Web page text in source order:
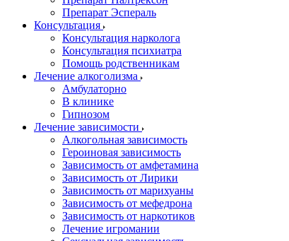
Препарат Эспераль
Консультация
Консультация нарколога
Консультация психиатра
Помощь родственникам
Лечение алкоголизма
Амбулаторно
В клинике
Гипнозом
Лечение зависимости
Алкогольная зависимость
Героиновая зависимость
Зависимость от амфетамина
Зависимость от Лирики
Зависимость от марихуаны
Зависимость от мефедрона
Зависимость от наркотиков
Лечение игромании